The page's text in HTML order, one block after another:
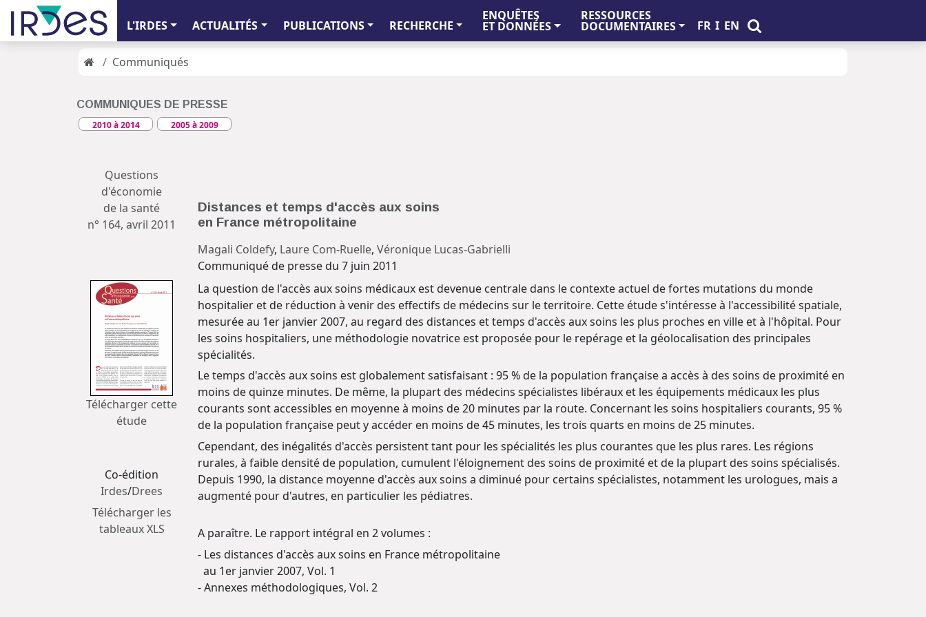
L'IRDES ACTUALITÉS PUBLICATIONS RECHERCHE
ENQUÊTES
ET DONNÉES
RESSOURCES
DOCUMENTAIRES FR I EN
Communiqués
COMMUNIQUES DE PRESSE
2010 à 2014
2005 à 2009
Questions
d'économie
de la santé
n° 164, avril 2011
Distances et temps d'accès aux soins
en France métropolitaine
Magali Coldefy, Laure Com-Ruelle, Véronique Lucas-Gabrielli
Communiqué de presse du 7 juin 2011
Télécharger cette
étude
Co-édition
Irdes/Drees
Télécharger les
tableaux XLS
La question de l'accès aux soins médicaux est devenue centrale dans le contexte actuel de fortes mutations du monde
hospitalier et de réduction à venir des effectifs de médecins sur le territoire. Cette étude s'intéresse à l'accessibilité spatiale,
mesurée au 1er janvier 2007, au regard des distances et temps d'accès aux soins les plus proches en ville et à l'hôpital. Pour
les soins hospitaliers, une méthodologie novatrice est proposée pour le repérage et la géolocalisation des principales
spécialités.
Le temps d'accès aux soins est globalement satisfaisant : 95 % de la population française a accès à des soins de proximité en
moins de quinze minutes. De même, la plupart des médecins spécialistes libéraux et les équipements médicaux les plus
courants sont accessibles en moyenne à moins de 20 minutes par la route. Concernant les soins hospitaliers courants, 95 %
de la population française peut y accéder en moins de 45 minutes, les trois quarts en moins de 25 minutes.
Cependant, des inégalités d'accès persistent tant pour les spécialités les plus courantes que les plus rares. Les régions
rurales, à faible densité de population, cumulent l'éloignement des soins de proximité et de la plupart des soins spécialisés.
Depuis 1990, la distance moyenne d'accès aux soins a diminué pour certains spécialistes, notamment les urologues, mais a
augmenté pour d'autres, en particulier les pédiatres.
A paraître. Le rapport intégral en 2 volumes :
- Les distances d'accès aux soins en France métropolitaine
au 1er janvier 2007, Vol. 1
- Annexes méthodologiques, Vol. 2